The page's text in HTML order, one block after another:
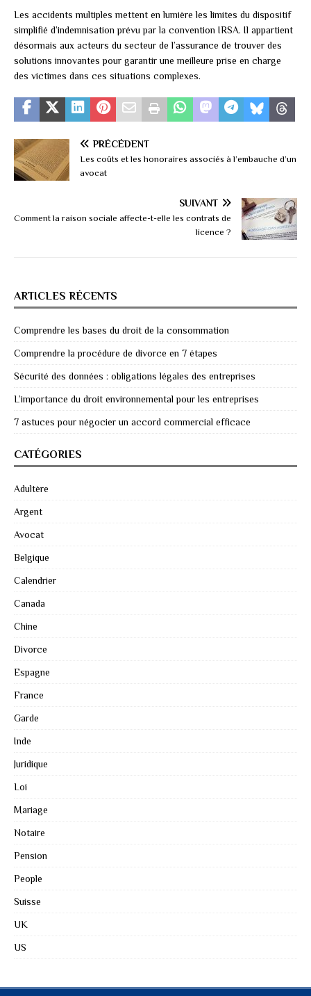
Les accidents multiples mettent en lumière les limites du dispositif
simplifié d’indemnisation prévu par la convention IRSA. Il appartient
désormais aux acteurs du secteur de l’assurance de trouver des
solutions innovantes pour garantir une meilleure prise en charge
des victimes dans ces situations complexes.
PRÉCÉDENT
Les coûts et les honoraires associés à l’embauche d’un
avocat
SUIVANT
Comment la raison sociale affecte-t-elle les contrats de
licence ?
ARTICLES RÉCENTS
Comprendre les bases du droit de la consommation
Comprendre la procédure de divorce en 7 étapes
Sécurité des données : obligations légales des entreprises
L’importance du droit environnemental pour les entreprises
7 astuces pour négocier un accord commercial efficace
CATÉGORIES
Adultère
Argent
Avocat
Belgique
Calendrier
Canada
Chine
Divorce
Espagne
France
Garde
Inde
Juridique
Loi
Mariage
Notaire
Pension
People
Suisse
UK
US